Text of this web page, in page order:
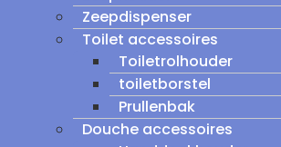
Zeepdispenser
Toilet accessoires
Toiletrolhouder
toiletborstel
Prullenbak
Douche accessoires